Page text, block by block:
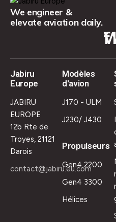
We engineer &
elevate aviation daily.
We
Jabiru
Europe
JABIRU
EUROPE
12b Rte de
Troyes, 21121
Darois
contact@jabiru.eu.com
Modèles
d'avion
J170 - ULM
J230/ J430
Propulseurs
Gen4 2200
Gen4 3300
Hélices